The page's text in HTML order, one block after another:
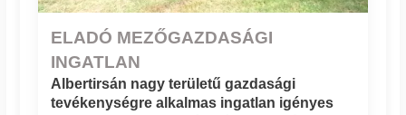
ELADÓ MEZŐGAZDASÁGI
INGATLAN
Albertirsán nagy területű gazdasági
tevékenységre alkalmas ingatlan igényes